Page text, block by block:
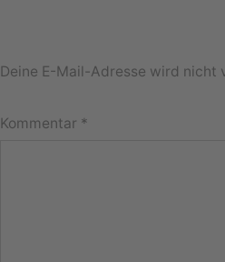
Deine E-Mail-Adresse wird nicht
Kommentar *